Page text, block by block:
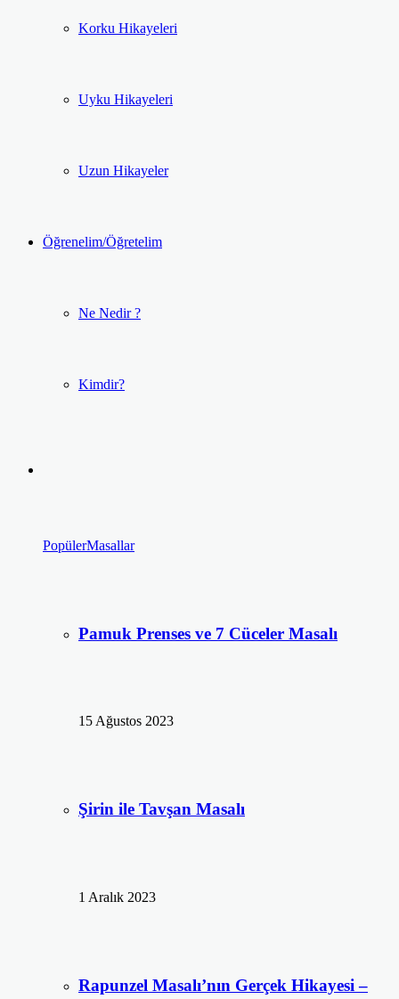
Korku Hikayeleri
Uyku Hikayeleri
Uzun Hikayeler
Öğrenelim/Öğretelim
Ne Nedir ?
Kimdir?
PopülerMasallar
Pamuk Prenses ve 7 Cüceler Masalı
15 Ağustos 2023
Şirin ile Tavşan Masalı
1 Aralık 2023
Rapunzel Masalı’nın Gerçek Hikayesi –